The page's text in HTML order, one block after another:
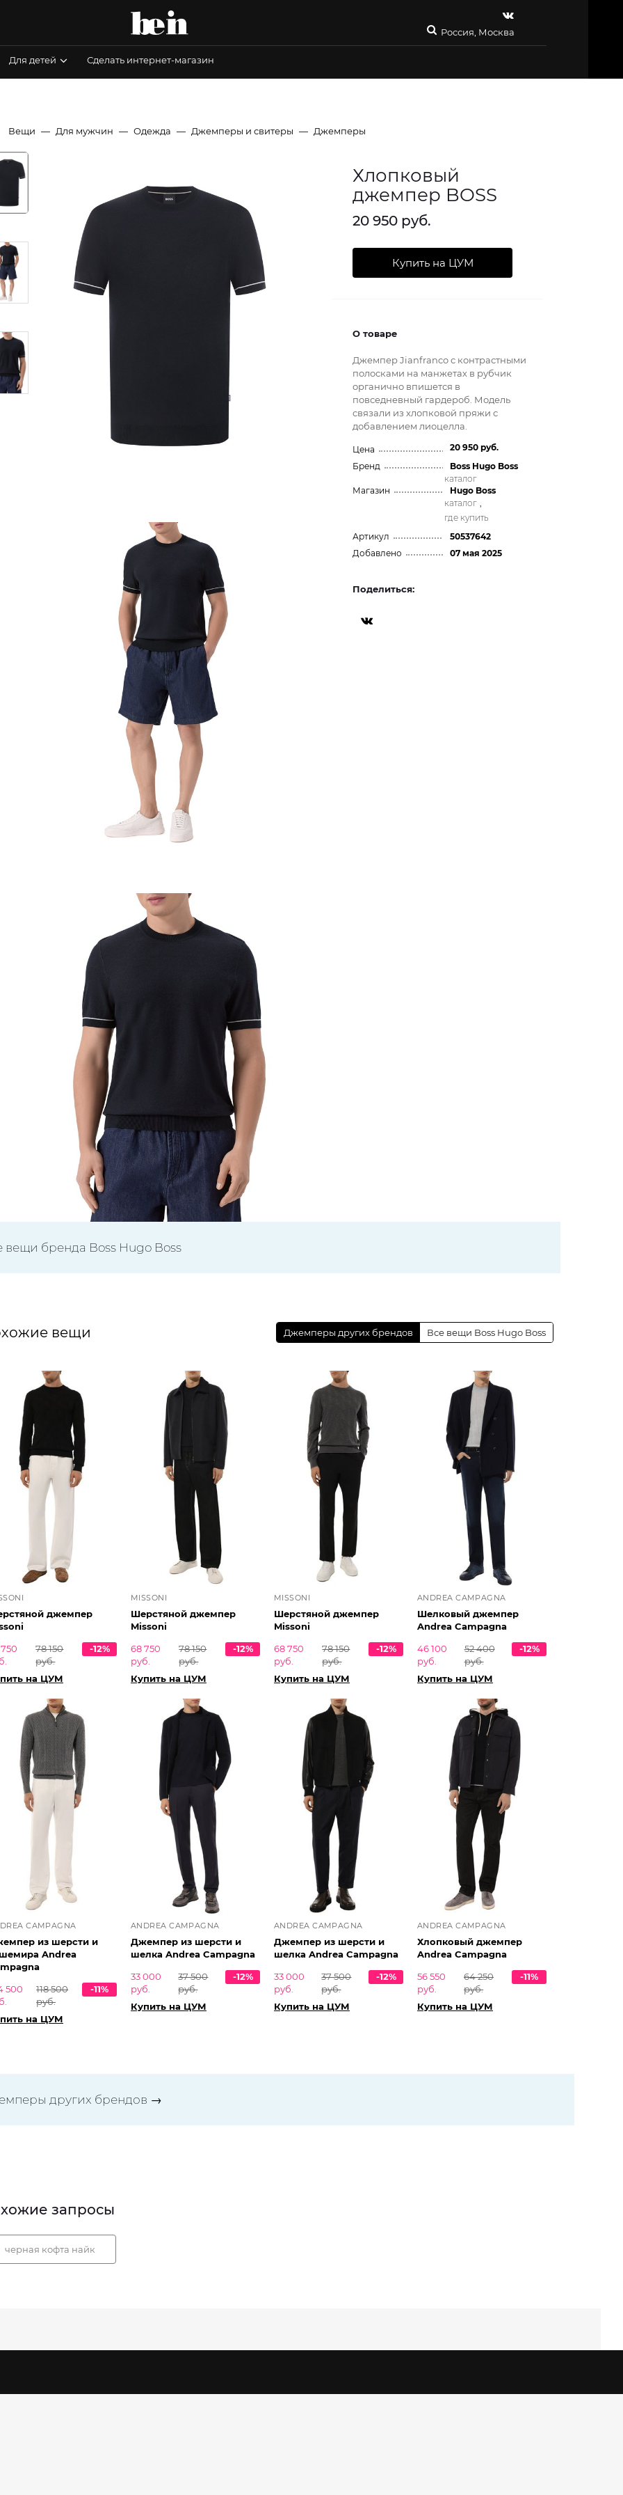
Россия, Москва
Для детей Сделать интернет-магазин
Вещи Для мужчин Одежда Джемперы и свитеры Джемперы
Хлопковый
джемпер BOSS
20 950 руб.
Купить на ЦУМ
О товаре
Джемпер Jianfranco с контрастными
полосками на манжетах в рубчик
органично впишется в
повседневный гардероб. Модель
связали из хлопковой пряжи с
добавлением лиоцелла.
Цена
20 950 руб.
Бренд
Boss Hugo Boss
каталог
Магазин
Hugo Boss
каталог ,
где купить
Артикул
50537642
Добавлено
07 мая 2025
Поделиться:
вещи бренда Boss Hugo Boss
вещи Джемперы других брендов Все вещи Boss Hugo Boss
джемпер
78 150
руб.
-12%
на ЦУМ
MISSONI
Шерстяной джемпер
Missoni
68 750
руб.
78 150
руб.
-12%
Купить на ЦУМ
MISSONI
Шерстяной джемпер
Missoni
68 750
руб.
78 150
руб.
-12%
Купить на ЦУМ
ANDREA CAMPAGNA
Шелковый джемпер
Andrea Campagna
46 100
руб.
52 400
руб.
-12%
Купить на ЦУМ
CAMPAGNA
из шерсти и
Andrea
500
118 500
руб.
-11%
на ЦУМ
ANDREA CAMPAGNA
Джемпер из шерсти и
шелка Andrea Campagna
33 000
руб.
37 500
руб.
-12%
Купить на ЦУМ
ANDREA CAMPAGNA
Джемпер из шерсти и
шелка Andrea Campagna
33 000
руб.
37 500
руб.
-12%
Купить на ЦУМ
ANDREA CAMPAGNA
Хлопковый джемпер
Andrea Campagna
56 550
руб.
64 250
руб.
-11%
Купить на ЦУМ
других брендов →
запросы
черная кофта найк